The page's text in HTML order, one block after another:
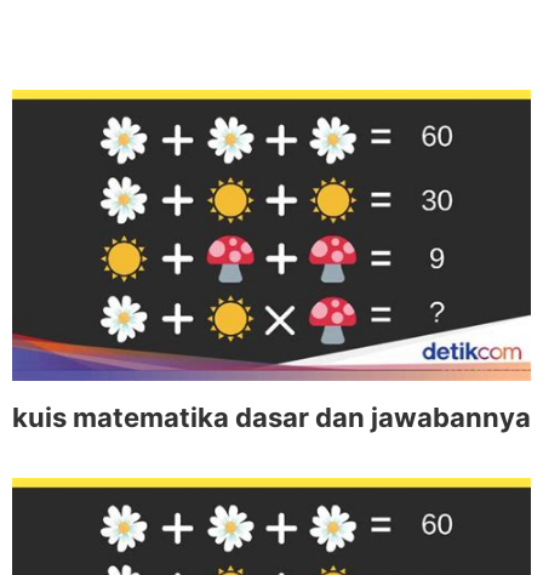
kuis matematika dasar dan jawabannya